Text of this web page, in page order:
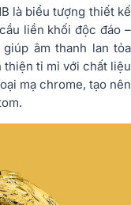
là biểu tượng thiết kế
liền khối độc đáo –
âm thanh lan tỏa
thiện tỉ mỉ với chất liệu
mạ chrome, tạo nên